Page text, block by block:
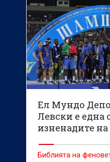
Ел Мундо
Левски е една
изненадите на
Библията на